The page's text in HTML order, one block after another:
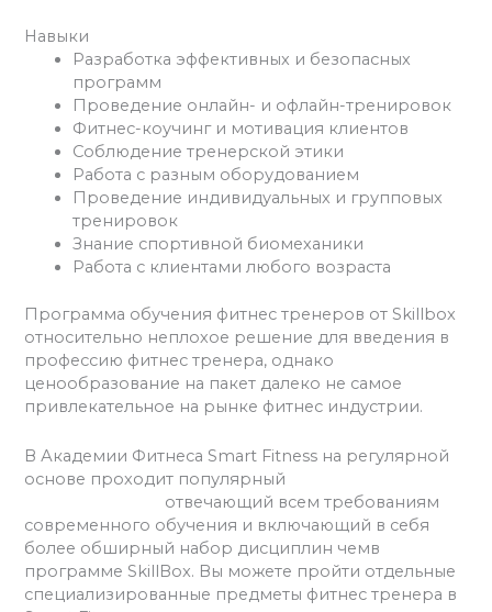
Навыки
Разработка эффективных и безопасных
программ
Проведение онлайн- и офлайн-тренировок
Фитнес-коучинг и мотивация клиентов
Соблюдение тренерской этики
Работа с разным оборудованием
Проведение индивидуальных и групповых
тренировок
Знание спортивной биомеханики
Работа с клиентами любого возраста
Программа обучения фитнес тренеров от Skillbox
относительно неплохое решение для введения в
профессию фитнес тренера, однако
ценообразование на пакет далеко не самое
привлекательное на рынке фитнес индустрии.
В Академии Фитнеса Smart Fitness на регулярной
основе проходит популярный
отвечающий всем требованиям
современного обучения и включающий в себя
более обширный набор дисциплин чемв
программе SkillBox. Вы можете пройти отдельные
специализированные предметы фитнес тренера в